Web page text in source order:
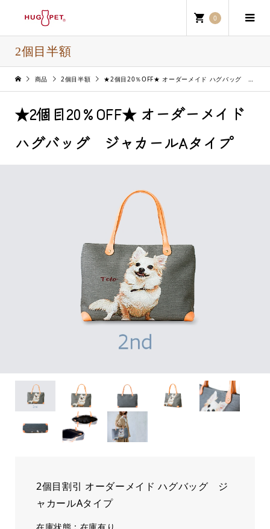
0
2個目半額
商品 2個目半額 ★2個目20％OFF★ オーダーメイド ハグバッグ ジャカールAタイプ
★2個目20％OFF★ オーダーメイド
ハグバッグ ジャカールAタイプ
2個目割引 オーダーメイド ハグバッグ ジ
ャカールAタイプ